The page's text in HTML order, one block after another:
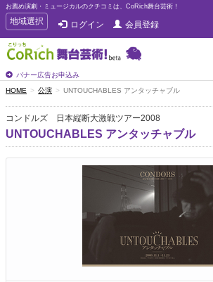
お薦め演劇・ミュージカルのクチコミは、CoRich舞台芸術！
T
o
g
g
e
n
a
v
g
地域選択 ログイン 会員登録
バナー広告お申込み
HOME 公演 UNTOUCHABLES アンタッチャブル
コンドルズ 日本縦断大激戦ツアー2008
UNTOUCHABLES アンタッチャブル